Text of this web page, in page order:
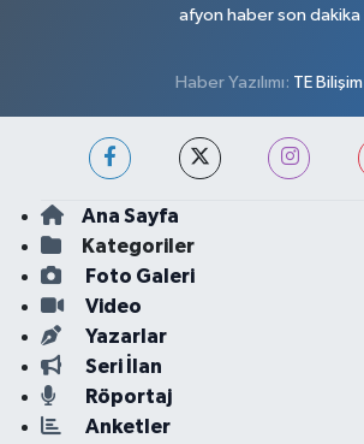
afyon haber son dakika
Haber Yazılımı: TE Bilişim
Ana Sayfa
Kategoriler
Foto Galeri
Video
Yazarlar
Seri İlan
Röportaj
Anketler